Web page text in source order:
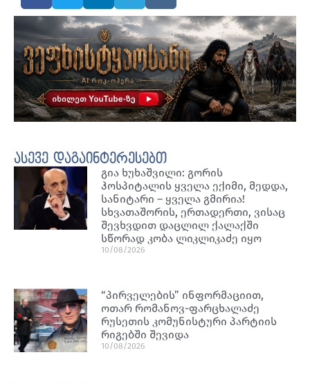
ასევე დაგაინტერესებთ
გია ხუხაშვილი: გორის
ჰოსპიტალის ყველა ექიმი, მედდა,
სანიტარი – ყველა გმირია!
სხვათაშორის, ერთადერთი, ვისაც
შევხვდით დაცლილ ქალაქში
სწორად კობა ლიკლიკაძე იყო
10/08/2026
“პირველების” ინფორმაციით,
ოთარ რომანოვ-ფარცხალაძე
რუსეთის კომუნისტური პარტიის
რიგებში შევიდა
10/08/2026